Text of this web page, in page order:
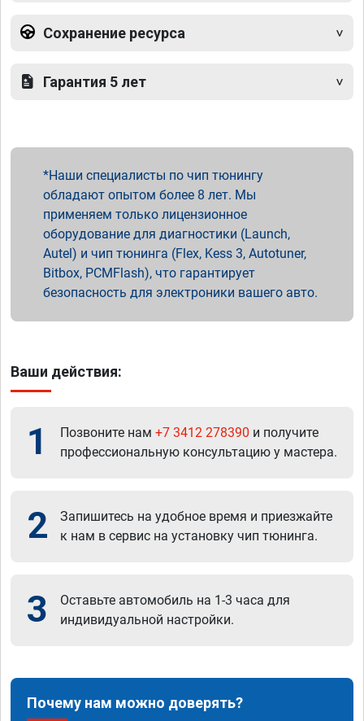
Сохранение ресурса
Гарантия 5 лет
Наши специалисты по чип тюнингу
обладают опытом более 8 лет. Мы
применяем только лицензионное
оборудование для диагностики (Launch,
Autel) и чип тюнинга (Flex, Kess 3, Autotuner,
Bitbox, PCMFlash), что гарантирует
безопасность для электроники вашего авто.
Ваши действия:
1 Позвоните нам +7 3412 278390 и получите
профессиональную консультацию у мастера.
2
Запишитесь на удобное время и приезжайте
к нам в сервис на установку чип тюнинга.
3
Оставьте автомобиль на 1-3 часа для
индивидуальной настройки.
Почему нам можно доверять?